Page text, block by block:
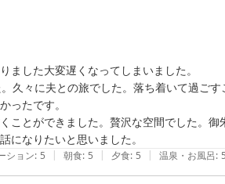
ました大変遅くなってしまいました。
久々に夫との旅でした。落ち着いて過ご
ったです。
ことができました。贅沢な空間でした。
ション: 5 | 朝食: 5 | 夕食: 5 | 温泉・お風呂: 5